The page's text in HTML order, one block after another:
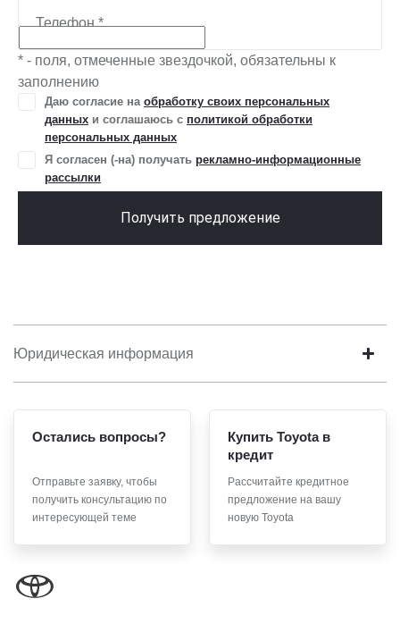
Телефон*
* - поля, отмеченные звездочкой, обязательны к
заполнению
Даю согласие на обработку своих персональных
данных и соглашаюсь с политикой обработки
персональных данных
Я согласен (-на) получать рекламно-информационные
рассылки
Получить предложение
Юридическая информация
Остались вопросы?
Отправьте заявку, чтобы
получить консультацию по
интересующей теме
Купить Toyota в
кредит
Рассчитайте кредитное
предложение на вашу
новую Toyota